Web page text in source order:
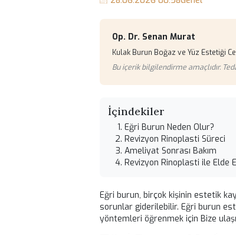
Eğri Burun
Senan
Op. Dr. Senan Murat
Kulak Burun Boğaz ve Yüz
İçindekiler